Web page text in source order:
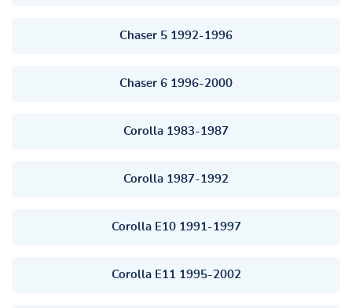
Chaser 5 1992-1996
Chaser 6 1996-2000
Corolla 1983-1987
Corolla 1987-1992
Corolla E10 1991-1997
Corolla E11 1995-2002